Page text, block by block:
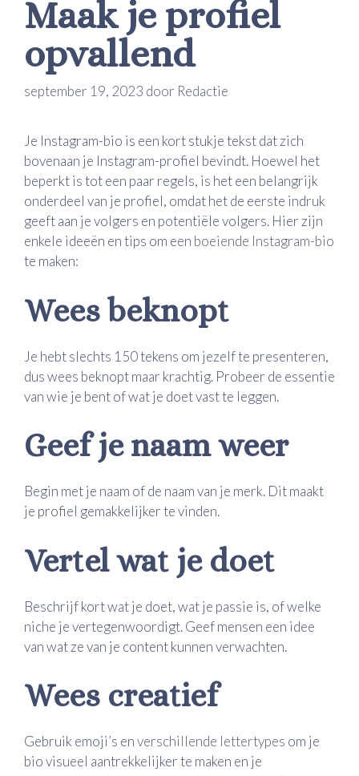
Maak je profiel
opvallend
september 19, 2023 door Redactie
Je Instagram-bio is een kort stukje tekst dat zich
bovenaan je Instagram-profiel bevindt. Hoewel het
beperkt is tot een paar regels, is het een belangrijk
onderdeel van je profiel, omdat het de eerste indruk
geeft aan je volgers en potentiële volgers. Hier zijn
enkele ideeën en tips om een boeiende Instagram-bio
te maken:
Wees beknopt
Je hebt slechts 150 tekens om jezelf te presenteren,
dus wees beknopt maar krachtig. Probeer de essentie
van wie je bent of wat je doet vast te leggen.
Geef je naam weer
Begin met je naam of de naam van je merk. Dit maakt
je profiel gemakkelijker te vinden.
Vertel wat je doet
Beschrijf kort wat je doet, wat je passie is, of welke
niche je vertegenwoordigt. Geef mensen een idee
van wat ze van je content kunnen verwachten.
Wees creatief
Gebruik emoji’s enverschillende lettertypes om je
bio visueel aantrekkelijker te maken en je